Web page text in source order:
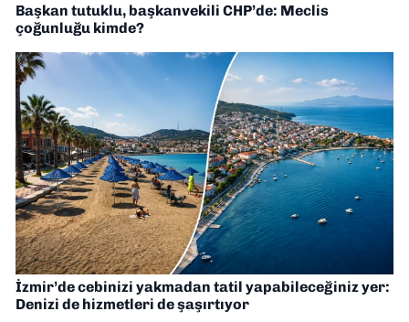
Başkan tutuklu, başkanvekili CHP’de: Meclis
çoğunluğu kimde?
İzmir’de cebinizi yakmadan tatil yapabileceğiniz yer:
Denizi de hizmetleri de şaşırtıyor